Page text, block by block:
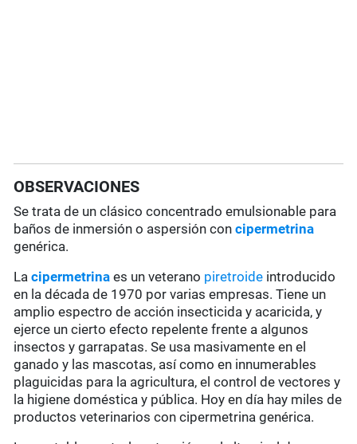
OBSERVACIONES
Se trata de un clásico concentrado emulsionable para
baños de inmersión o aspersión concipermetrina
genérica.
Lacipermetrinaes un veterano piretroide introducido
en la década de 1970 por varias empresas. Tiene un
amplio espectro de acción insecticida y acaricida, y
ejerce un cierto efecto repelente frente a algunos
insectos y garrapatas. Se usa masivamente en el
ganado y las mascotas, así como en innumerables
plaguicidas para la agricultura, el control de vectores y
la higiene doméstica y pública. Hoy en día hay miles de
productos veterinarios con cipermetrina genérica.